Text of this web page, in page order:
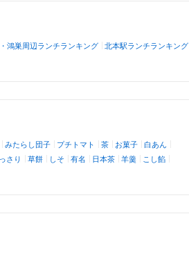
・鴻巣周辺ランチランキング 北本駅ランチランキング
みたらし団子 プチトマト 茶 お菓子 白あん
さり 草餅 しそ 有名 日本茶 羊羹
こし餡